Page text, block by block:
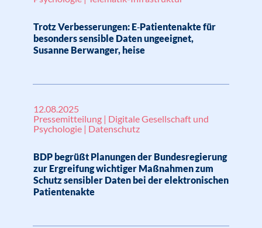
Trotz Verbesserungen: E‑Patientenakte für
besonders sensible Daten ungeeignet,
Susanne Berwanger, heise
12.08.2025
Pressemitteilung | Digitale Gesellschaft und
Psychologie | Datenschutz
BDP begrüßt Planungen der Bundesregierung
zur Ergreifung wichtiger Maßnahmen zum
Schutz sensibler Daten bei der elektronischen
Patientenakte